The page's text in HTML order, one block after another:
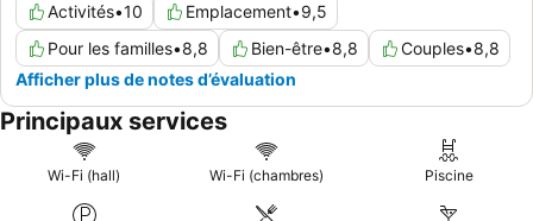
Activités•10 Emplacement•9,5
Pour les familles•8,8 Bien-être•8,8 Couples•8,8
Afficher plus de notes d’évaluation
Principaux services
Wi-Fi (hall) Wi-Fi (chambres) Piscine